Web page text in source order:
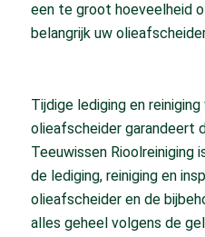
een te groot hoeveelheid
belangrijk uw
Tijdige lediging en
olieafscheider garandeert
Teeuwissen
de lediging, reiniging en
olieafscheider en de
alles geheel volgens de